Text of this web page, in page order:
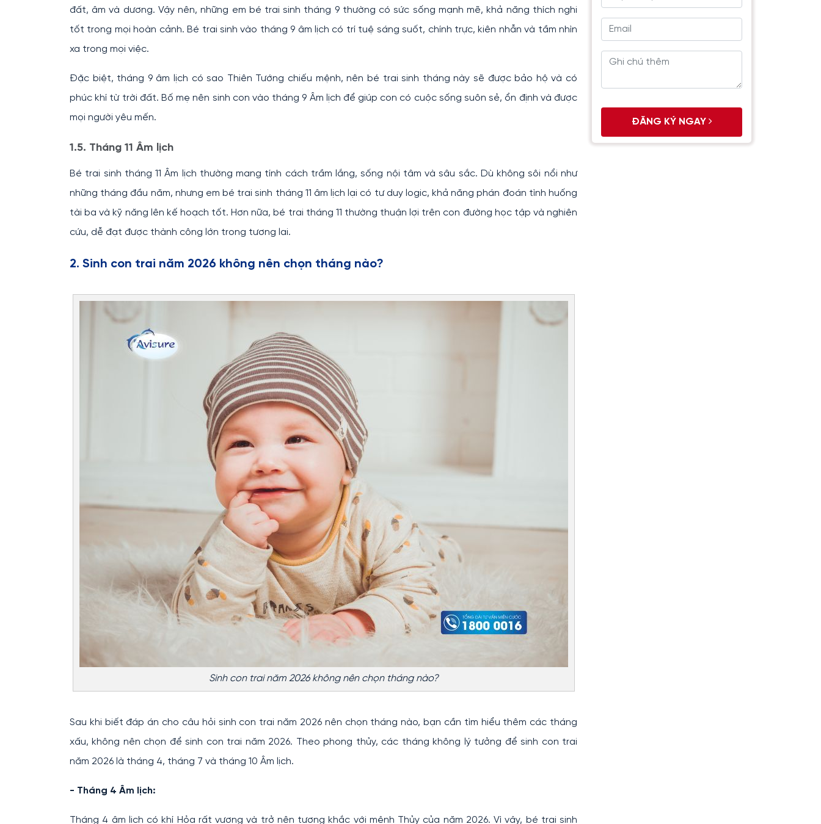
đất, âm và dương. Vậy nên, những em bé trai sinh tháng 9 thường có sức sống mạnh mẽ, khả năng thích nghi
tốt trong mọi hoàn cảnh. Bé trai sinh vào tháng 9 âm lịch có trí tuệ sáng suốt, chính trực, kiên nhẫn và tầm nhìn
xa trong mọi việc.
Đặc biệt, tháng 9 âm lịch có sao Thiên Tướng chiếu mệnh, nên bé trai sinh tháng này sẽ được bảo hộ và có
phúc khí từ trời đất. Bố mẹ nên sinh con vào tháng 9 Âm lịch để giúp con có cuộc sống suôn sẻ, ổn định và được
mọi người yêu mến.
1.5. Tháng 11 Âm lịch
Bé trai sinh tháng 11 Âm lịch thường mang tính cách trầm lắng, sống nội tâm và sâu sắc. Dù không sôi nổi như
những tháng đầu năm, nhưng em bé trai sinh tháng 11 âm lịch lại có tư duy logic, khả năng phán đoán tình huống
tài ba và kỹ năng lên kế hoạch tốt. Hơn nữa, bé trai tháng 11 thường thuận lợi trên con đường học tập và nghiên
cứu, dễ đạt được thành công lớn trong tương lai.
2. Sinh con trai năm 2026 không nên chọn tháng nào?
Sinh con trai năm 2026 không nên chọn tháng nào?
Sau khi biết đáp án cho câu hỏi sinh con trai năm 2026 nên chọn tháng nào, bạn cần tìm hiểu thêm các tháng
xấu, không nên chọn để sinh con trai năm 2026. Theo phong thủy, các tháng không lý tưởng để sinh con trai
năm 2026 là tháng 4, tháng 7 và tháng 10 Âm lịch.
- Tháng 4 Âm lịch:
Tháng 4 âm lịch có khí Hỏa rất vượng và trở nên tương khắc với mệnh Thủy của năm 2026. Vì vậy, bé trai sinh
ĐĂNG KÝ NGAY